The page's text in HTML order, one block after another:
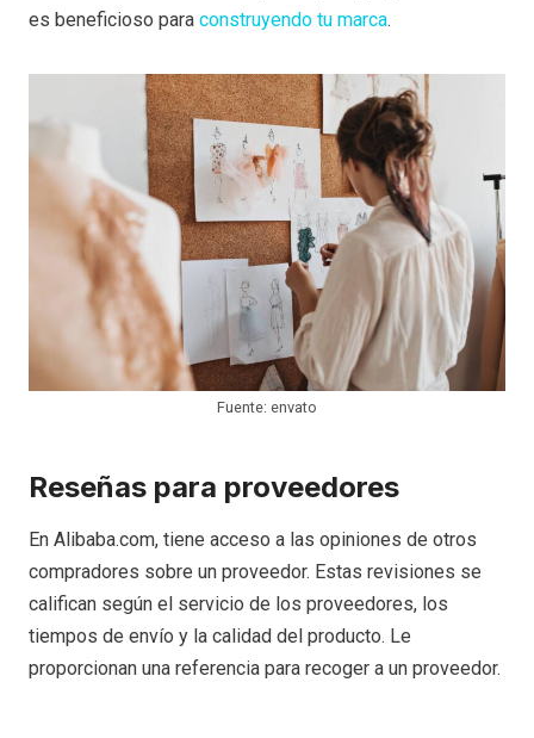
es beneficioso para construyendo tu marca.
Fuente: envato
Reseñas para proveedores
En Alibaba.com, tiene acceso a las opiniones de otros
compradores sobre un proveedor. Estas revisiones se
califican según el servicio de los proveedores, los
tiempos de envío y la calidad del producto. Le
proporcionan una referencia para recoger a un proveedor.